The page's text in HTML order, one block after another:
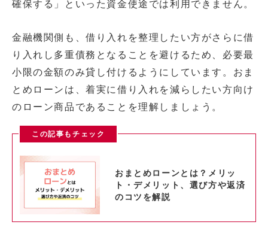
確保する」といった資金使途では利用できません。
金融機関側も、借り入れを整理したい方がさらに借
り入れし多重債務となることを避けるため、必要最
小限の金額のみ貸し付けるようにしています。おま
とめローンは、着実に借り入れを減らしたい方向け
のローン商品であることを理解しましょう。
この記事もチェック
おまとめローンとは？メリッ
ト・デメリット、選び方や返済
のコツを解説